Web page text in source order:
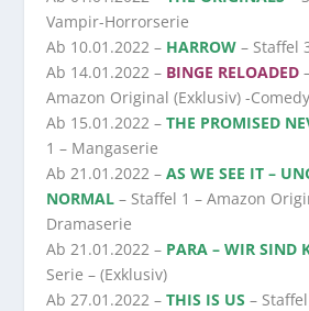
Vampir-Horrorserie
Ab 10.01.2022 – HARROW– Staffel
Ab 14.01.2022 – BINGE RELOADED
Amazon Original (Exklusiv) -
Ab 15.01.2022 –THE PROMISED
1 – Mangaserie
Ab 21.01.2022 –AS WE SEE IT –
NORMAL – Staffel 1 – Amazon
Dramaserie
Ab 21.01.2022 – PARA – WIR SIND
Serie – (Exklusiv)
Ab 27.01.2022 –THIS IS US –